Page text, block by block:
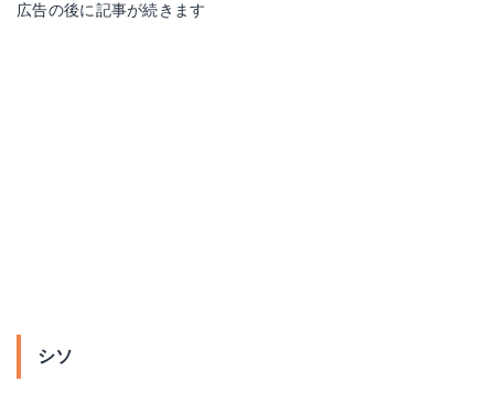
広告の後に記事が続きます
シソ